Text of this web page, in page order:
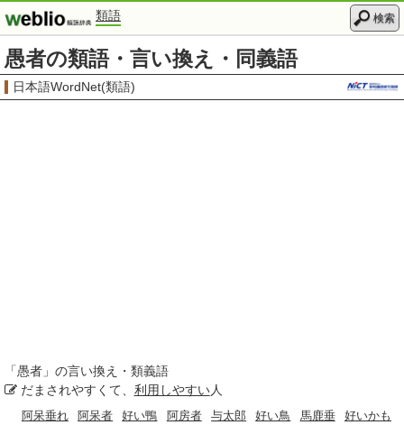
類語 検索
愚者の類語・言い換え・同義語
日本語WordNet(類語)
「愚者 」の言い換え・類義語
だまされやすくて、 利用しやすい人
阿呆垂れ 阿呆者 好い鴨 阿房者 与太郎 好い鳥 馬鹿垂
好いかも